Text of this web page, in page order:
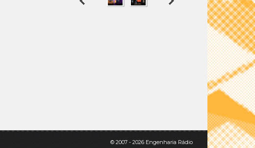
© 2007 - 2026 Engenharia Rádio